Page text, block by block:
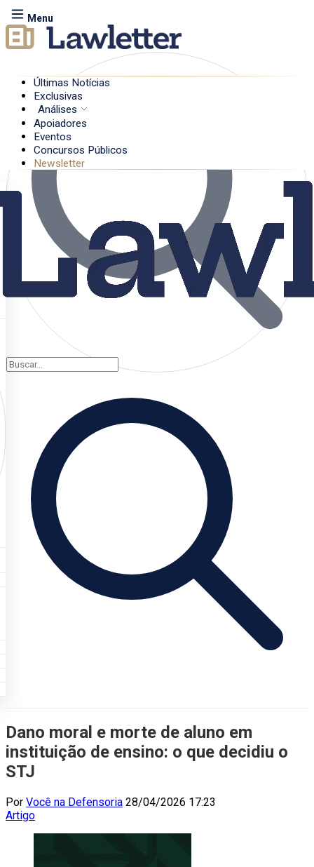
Menu
Últimas Notícias
Exclusivas
Análises
Apoiadores
Eventos
Concursos Públicos
Newsletter
Dano moral e morte de aluno em
instituição de ensino: o que decidiu o
STJ
Por Você na Defensoria 28/04/2026 17:23
Artigo